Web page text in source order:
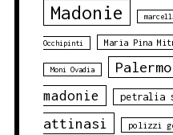
Madonie
Occhipinti Maria Pina
Moni Ovadia Palermo
madonie
petralia
attinasi
polizzi